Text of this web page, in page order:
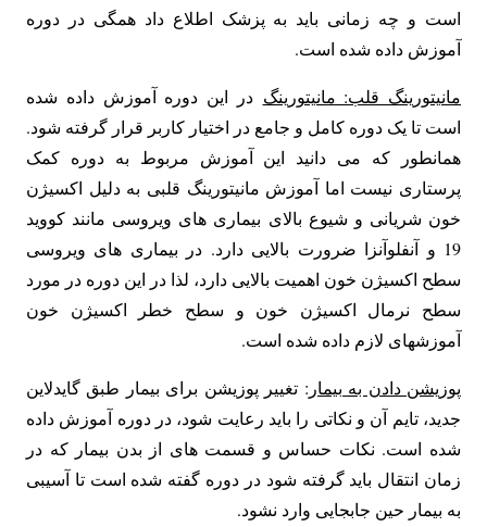
است و چه زمانی باید به پزشک اطلاع داد همگی در دوره
آموزش داده شده است.
مانیتورینگ قلب: مانیتورینگ در این دوره آموزش داده شده
است تا یک دوره کامل و جامع در اختیار کاربر قرار گرفته شود.
همانطور که می دانید این آموزش مربوط به دوره کمک
پرستاری نیست اما آموزش مانیتورینگ قلبی به دلیل اکسیژن
خون شریانی و شیوع بالای بیماری های ویروسی مانند کووید
19 و آنفلوآنزا ضرورت بالایی دارد. در بیماری های ویروسی
سطح اکسیژن خون اهمیت بالایی دارد، لذا در این دوره در مورد
سطح نرمال اکسیژن خون و سطح خطر اکسیژن خون
آموزشهای لازم داده شده است.
پوزیشن دادن به بیمار : تغییر پوزیشن برای بیمار طبق گایدلاین
جدید، تایم آن و نکاتی را باید رعایت شود، در دوره آموزش داده
شده است. نکات حساس و قسمت های از بدن بیمار که در
زمان انتقال باید گرفته شود در دوره گفته شده است تا آسیبی
به بیمار حین جابجایی وارد نشود.